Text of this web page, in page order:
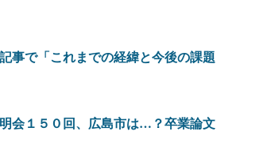
事で「これまでの経緯と今後の課題
会１５０回、広島市は…？卒業論文